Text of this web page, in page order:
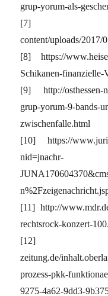
grup-yorum-als-
[7] http://
content/uploads/
[8] https://
Schikanen-finanzielle-
[9] http://osthessen-
grup-yorum-9-bands-
zwischenfalle.html
[10] https://
nid=jnachr-
[11] http://
rechtsrock-konzert-
[12]
zeitung.de/
prozess-pkk-
9275-4a62-9dd3-